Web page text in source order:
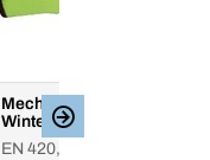
Mechanikerhandschuh
Winter
EN 420, EN 388, Gelb-